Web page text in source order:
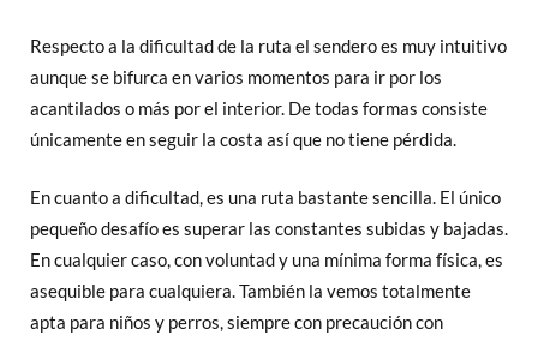
Respecto a la dificultad de la ruta el sendero es muy intuitivo
aunque se bifurca en varios momentos para ir por los
acantilados o más por el interior. De todas formas consiste
únicamente en seguir la costa así que no tiene pérdida.
En cuanto a dificultad, es una ruta bastante sencilla. El único
pequeño desafío es superar las constantes subidas y bajadas.
En cualquier caso, con voluntad y una mínima forma física, es
asequible para cualquiera. También la vemos totalmente
apta para niños y perros, siempre con precaución con